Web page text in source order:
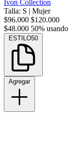
Ivon Collection
Talla: S | Mujer
$96.000 $120.000
$48.000 50% usando
ESTILO50
Agregar